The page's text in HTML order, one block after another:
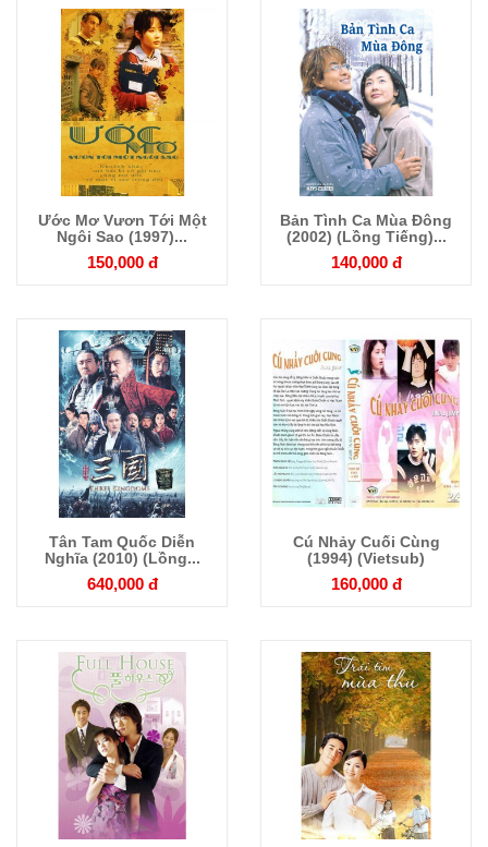
Chi tiết
Ước Mơ Vươn Tới Một
Ngôi Sao (1997)...
150,000 đ
Chi tiết
Bản Tình Ca Mùa Đông
(2002) (Lồng Tiếng)...
140,000 đ
Chi tiết
Tân Tam Quốc Diễn
Nghĩa (2010) (Lồng...
640,000 đ
Chi tiết
Cú Nhảy Cuối Cùng
(1994) (Vietsub)
160,000 đ